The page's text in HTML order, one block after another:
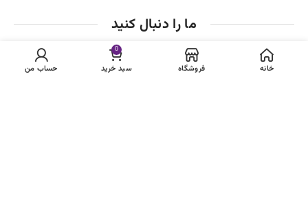
ما را دنبال کنید
خانه فروشگاه
0
سبد خرید حساب من